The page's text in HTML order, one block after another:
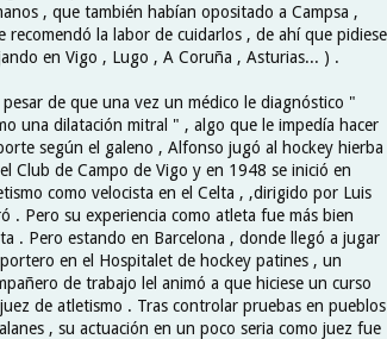
, que también habían opositado a Campsa ,
la labor de cuidarlos , de ahí que pidiese
en Vigo , Lugo , A Coruña , Asturias... ) .
pesar de que una vez un médico le diagnóstico "
una dilatación mitral " , algo que le impedía hacer
según el galeno , Alfonso jugó al hockey hierba
Club de Campo de Vigo y en 1948 se inició en
como velocista en el Celta , ,dirigido por Luis
. Pero su experiencia como atleta fue más bien
. Pero estando en Barcelona , donde llegó a jugar
en el Hospitalet de hockey patines , un
de trabajo lel animó a que hiciese un curso
de atletismo . Tras controlar pruebas en pueblos
, su actuación en un poco seria como juez fue